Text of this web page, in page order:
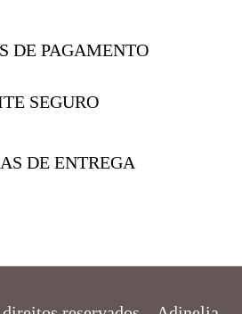
DE PAGAMENTO
SEGURO
DE ENTREGA